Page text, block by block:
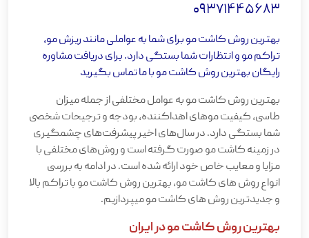
09371445683
بهترین روش کاشت مو برای شما به عواملی مانند ریزش مو،
تراکم مو و انتظارات شما بستگی دارد. برای دریافت مشاوره
رایگان بهترین روش کاشت مو با ما تماس بگیرید
بهترین روش کاشت مو به عوامل مختلفی از جمله میزان
طاسی، کیفیت موهای اهداکننده، بودجه و ترجیحات شخصی
شما بستگی دارد. در سال‌های اخیر پیشرفت‌های چشمگیری
در زمینه کاشت مو صورت گرفته است و روش‌های مختلفی با
مزایا و معایب خاص خود ارائه شده است. در ادامه به بررسی
انواع روش های کاشت مو، بهترین روش کاشت مو با تراکم بالا
و جدیدترین روش های کاشت مو میپردازیم.
بهترین روش کاشت مو در ایران